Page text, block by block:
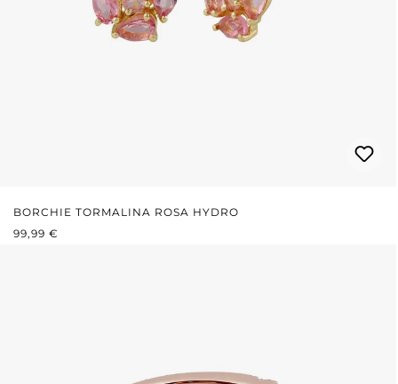
BORCHIE TORMALINA ROSA HYDRO
PREZZO NORMALE:
99,99 €